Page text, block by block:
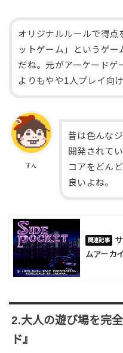
オリジナルルールで得点
ットゲーム」というゲー
だね。元がアーケードゲ
よりもやや1人プレイ向
すん
昔は色んな
開発されて
コアをどん
良いよね。
ムアーカ
2.大人の遊び場を完
ド』